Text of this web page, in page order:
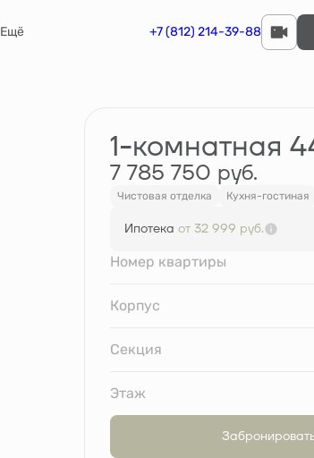
Ещё +7 (812) 214-39-88
1-комнатная
7 785 750 руб.
Чистовая отделка Кухня-гостиная
Ипотека от 32 999 руб.
Номер квартиры
Корпус
Секция
Этаж